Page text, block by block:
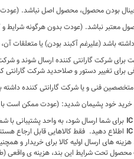
بودن محصول، ​محصول اصل نباشد.
معتبر نباشد. (عودت بدون هرگونه شرایط
داشته باشد (علیرغم آکبند بودن) یا
شرکت گارانتی کننده ارسال شوند و
تغییر دستور و صلاحدید شرکت گارانتی
یا شرکت گارانتی کننده داشته باشد و شاید این هماهنگی
خرید خود پشیمان شدید: (عودت ممکن است
برای شما ارسال شود، به واحد پشتیبانی با شماره تلفن 09131934098 اطلاع دهید تا کالا ارسال نشود. چنانچه بعد از رسیدن کالا به
اطلاع دهید. فقط کالاهایی قابل ارجاع
های ارسال اولیه کالا برای خریدار و
تحت شرایط این بند، هزینه ی واقعی